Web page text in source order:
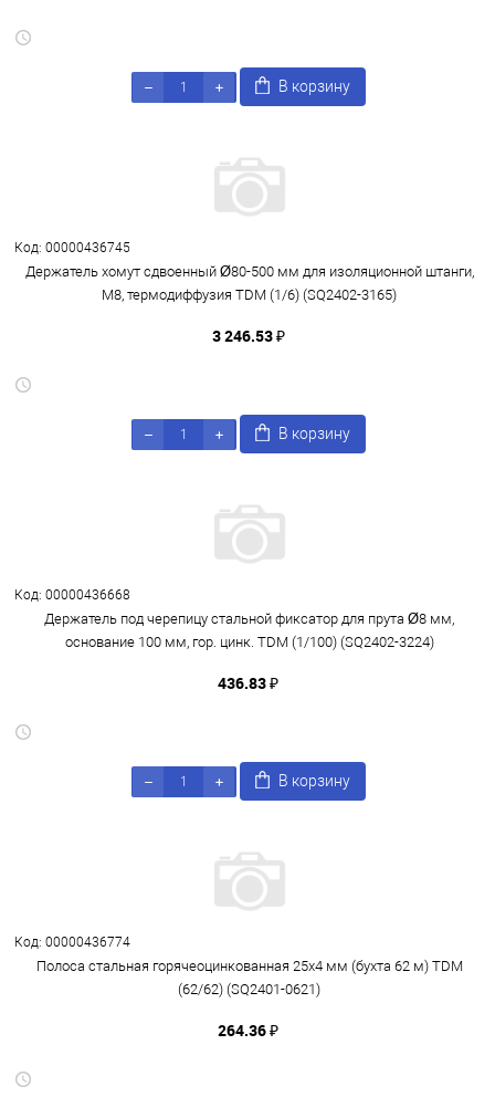
В корзину
Код: 00000436745
Держатель хомут сдвоенный Ø80-500 мм для изоляционной штанги,
М8, термодиффузия TDM (1/6) (SQ2402-3165)
3 246.53 ₽
В корзину
Код: 00000436668
Держатель под черепицу стальной фиксатор для прута Ø8 мм,
основание 100 мм, гор. цинк. TDM (1/100) (SQ2402-3224)
436.83 ₽
В корзину
Код: 00000436774
Полоса стальная горячеоцинкованная 25х4 мм (бухта 62 м) TDM
(62/62) (SQ2401-0621)
264.36 ₽